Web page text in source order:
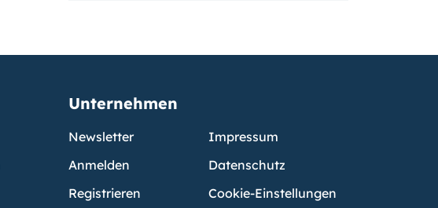
Unternehmen
Newsletter
Anmelden
Registrieren
Impressum
Datenschutz
Cookie-Einstellungen